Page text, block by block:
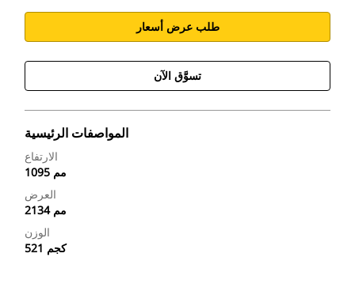
طلب عرض أسعار
تسوَّق الآن
المواصفات الرئيسية
الارتفاع
1095 مم
العرض
2134 مم
الوزن
521 كجم